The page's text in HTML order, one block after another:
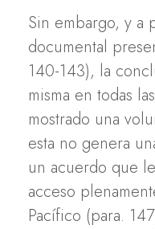
Sin embargo, y a
documental
140-143), la
misma en todas
mostrado una
esta no genera
un acuerdo que
acceso
Pacífico (para.